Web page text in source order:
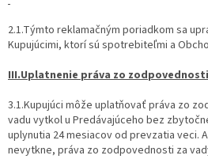
2.1.Týmto reklamačným poriadkom sa
Kupujúcimi, ktorí sú spotrebiteľmi a
III.Uplatnenie práva zo
3.1.Kupujúci môže uplatňovať práva zo
vadu vytkol u Predávajúceho bez
uplynutia 24 mesiacov od prevzatia veci.
nevytkne, práva zo zodpovednosti za